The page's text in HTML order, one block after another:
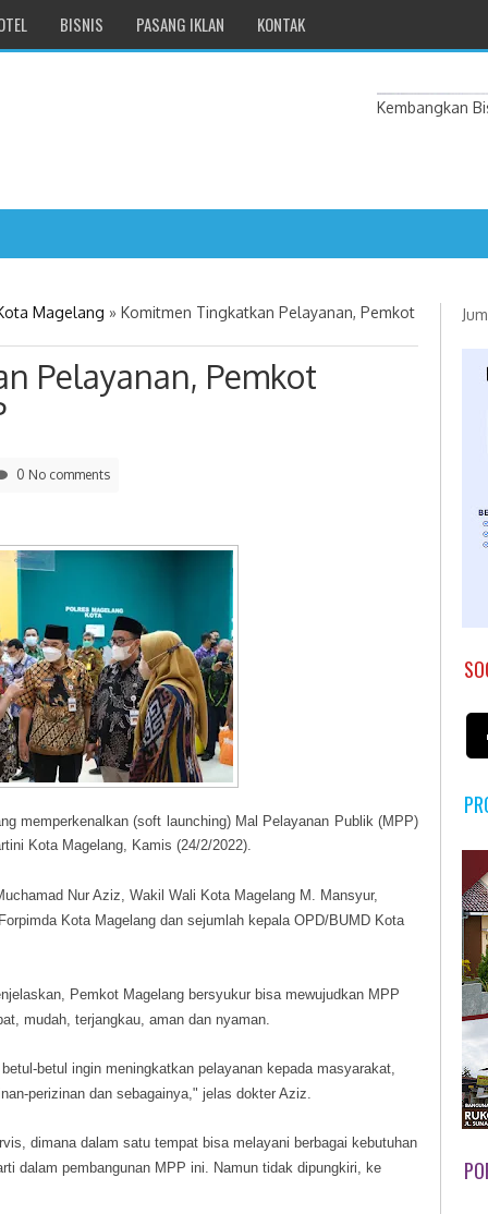
BISNIS PASANG IKLAN KONTAK
Kembangkan
Magelang » Komitmen Tingkatkan Pelayanan, Pemkot
Pelayanan, Pemkot
0 No comments
memperkenalkan (soft launching) Mal Pelayanan Publik (MPP)
Kota Magelang, Kamis (24/2/2022).
Nur Aziz, Wakil Wali Kota Magelang M. Mansyur,
Kota Magelang dan sejumlah kepala OPD/BUMD Kota
Pemkot Magelang bersyukur bisa mewujudkan MPP
mudah, terjangkau, aman dan nyaman.
betul ingin meningkatkan pelayanan kepada masyarakat,
perizinan dan sebagainya," jelas dokter Aziz.
dimana dalam satu tempat bisa melayani berbagai kebutuhan
dalam pembangunan MPP ini. Namun tidak dipungkiri, ke